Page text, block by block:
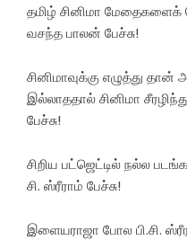
தமிழ் சினிமா
வசந்த பாலன் பேச்சு!
சினிமாவுக்கு எழுத்து
இல்லாததால் சினிமா
பேச்சு!
சிறிய பட்ஜெட்டில் நல்ல
சி. ஸ்ரீராம் பேச்சு!
இளையராஜா போல பி.சி.